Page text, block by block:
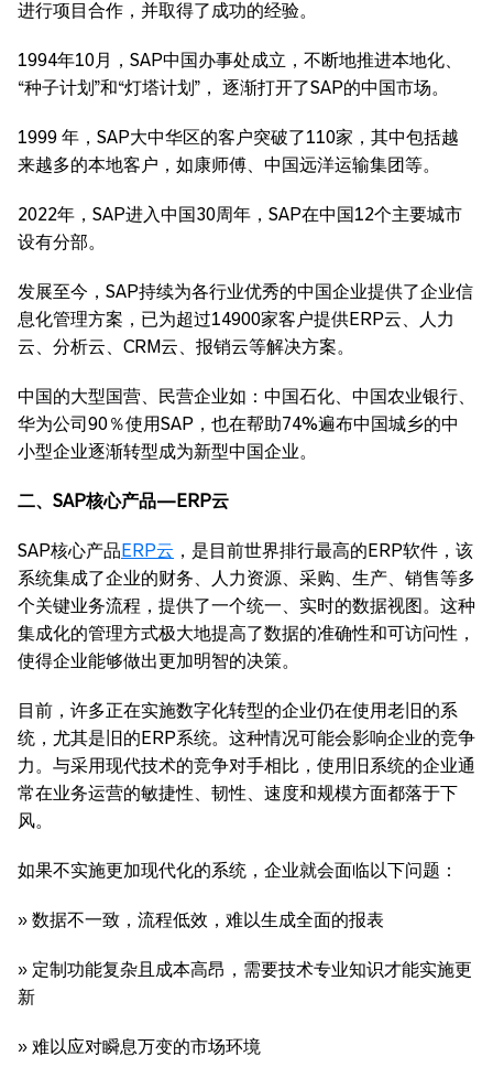
进行项目合作，并取得了成功的经验。
1994年10月，SAP中国办事处成立，不断地推进本地化、
“种子计划”和“灯塔计划”， 逐渐打开了SAP的中国市场。
1999 年，SAP大中华区的客户突破了110家，其中包括越
来越多的本地客户，如康师傅、中国远洋运输集团等。
2022年，SAP进入中国30周年，SAP在中国12个主要城市
设有分部。
发展至今，SAP持续为各行业优秀的中国企业提供了企业信
息化管理方案，已为超过14900家客户提供ERP云、人力
云、分析云、CRM云、报销云等解决方案。
中国的大型国营、民营企业如：中国石化、中国农业银行、
华为公司90％使用SAP，也在帮助74%遍布中国城乡的中
小型企业逐渐转型成为新型中国企业。
二、SAP核心产品—ERP云
SAP核心产品 ERP云 ，是目前世界排行最高的ERP软件，该
系统集成了企业的财务、人力资源、采购、生产、销售等多
个关键业务流程，提供了一个统一、实时的数据视图。这种
集成化的管理方式极大地提高了数据的准确性和可访问性，
使得企业能够做出更加明智的决策。
目前，许多正在实施数字化转型的企业仍在使用老旧的系
统，尤其是旧的ERP系统。这种情况可能会影响企业的竞争
力。与采用现代技术的竞争对手相比，使用旧系统的企业通
常在业务运营的敏捷性、韧性、速度和规模方面都落于下
风。
如果不实施更加现代化的系统，企业就会面临以下问题：
» 数据不一致，流程低效，难以生成全面的报表
» 定制功能复杂且成本高昂，需要技术专业知识才能实施更
新
» 难以应对瞬息万变的市场环境